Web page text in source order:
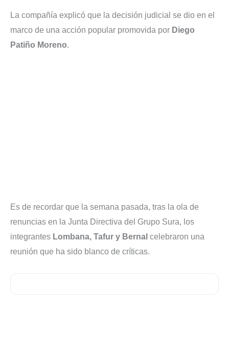
La compañía explicó que la decisión judicial se dio en el
marco de una acción popular promovida por Diego
Patiño Moreno.
Es de recordar que la semana pasada, tras la ola de
renuncias en la Junta Directiva del Grupo Sura, los
integrantes Lombana, Tafur y Bernal celebraron una
reunión que ha sido blanco de críticas.